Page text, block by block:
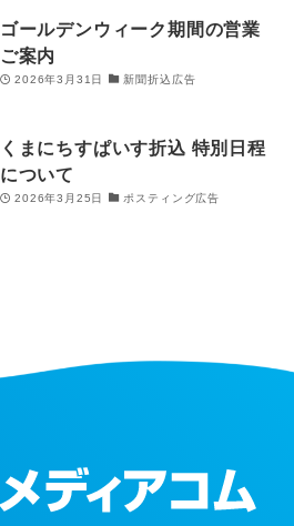
ゴールデンウィーク期間の営業
ご案内
2026年3月31日 新聞折込広告
くまにちすぱいす折込 特別日程
について
2026年3月25日 ポスティング広告